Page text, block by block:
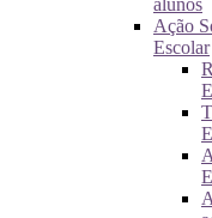
alunos
Ação
Escolar